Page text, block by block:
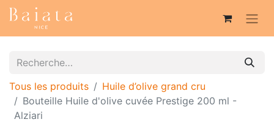
Tous les produits
Huile d’olive grand cru
Bouteille Huile d'olive cuvée Prestige 200 ml -
Alziari